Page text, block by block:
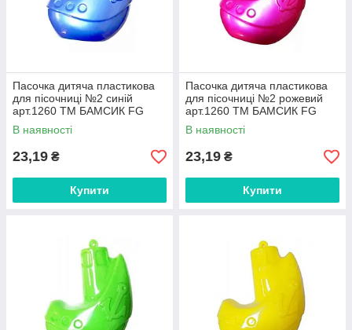
Пасочка дитяча пластикова
для пісочниці №2 синій
арт.1260 ТМ БАМСИК FG
В наявності
23,19 ₴
Купити
Пасочка дитяча пластикова
для пісочниці №2 рожевий
арт.1260 ТМ БАМСИК FG
В наявності
23,19 ₴
Купити